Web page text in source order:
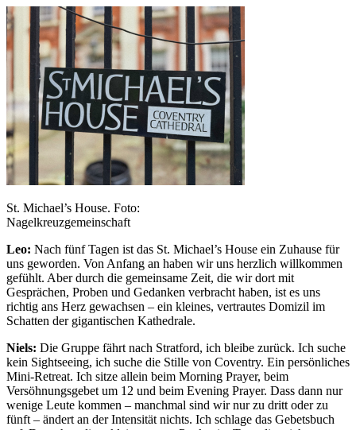
St. Michael’s House. Foto:
Nagelkreuzgemeinschaft
Leo: Nach fünf Tagen ist das St. Michael’s House ein Zuhause für
uns geworden. Von Anfang an haben wir uns herzlich willkommen
gefühlt. Aber durch die gemeinsame Zeit, die wir dort mit
Gesprächen, Proben und Gedanken verbracht haben, ist es uns
richtig ans Herz gewachsen – ein kleines, vertrautes Domizil im
Schatten der gigantischen Kathedrale.
Niels: Die Gruppe fährt nach Stratford, ich bleibe zurück. Ich suche
kein Sightseeing, ich suche die Stille von Coventry. Ein persönliches
Mini-Retreat. Ich sitze allein beim Morning Prayer, beim
Versöhnungsgebet um 12 und beim Evening Prayer. Dass dann nur
wenige Leute kommen – manchmal sind wir nur zu dritt oder zu
fünft – ändert an der Intensität nichts. Ich schlage das Gebetsbuch